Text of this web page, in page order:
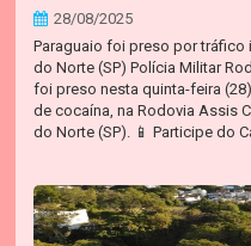
28/08/2025
Paraguaio foi preso por tráfico
do Norte (SP) Polícia Militar
foi preso nesta quinta-feira
de cocaína, na Rodovia Assis
do Norte (SP). 📱 Participe do